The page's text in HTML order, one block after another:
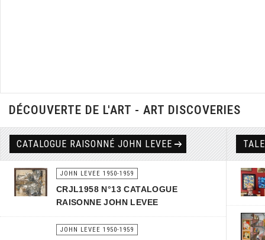
DÉCOUVERTE DE L'ART - ART DISCOVERIES
CATALOGUE RAISONNÉ JOHN LEVEE
JOHN LEVEE 1950-1959
CRJL1958 N°13 CATALOGUE
RAISONNE JOHN LEVEE
JOHN LEVEE 1950-1959